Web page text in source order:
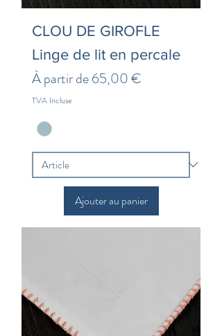
CLOU DE GIROFLE
Linge de lit en percale
À partir de65,00 €
Prix promotionnel
TVA Incluse
Ajouter au panier